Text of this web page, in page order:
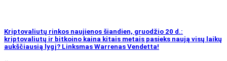
Kriptovaliutų rinkos naujienos šiandien, gruodžio 20 d.:
kriptovaliutų ir bitkoino kaina kitais metais pasieks naują visų laikų
aukščiausią lygį? Linksmas Warrenas Vendetta!